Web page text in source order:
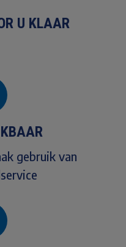
U KLAAR
gebruik van